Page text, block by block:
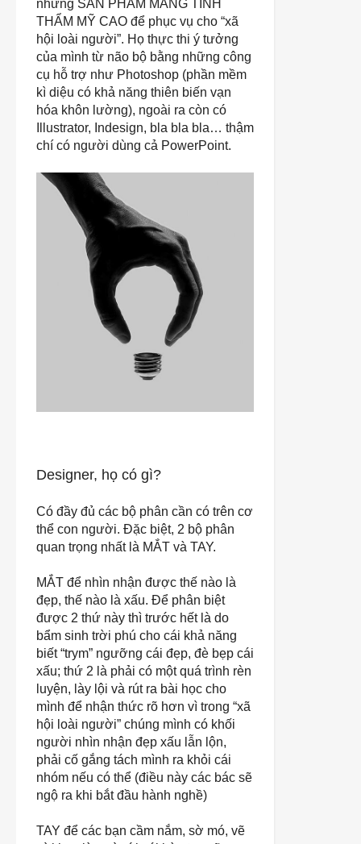
những SẢN PHẨM MANG TÍNH
THẨM MỸ CAO để phục vụ cho “xã
hội loài người”. Họ thực thi ý tưởng
của mình từ não bộ bằng những công
cụ hỗ trợ như Photoshop (phần mềm
kì diệu có khả năng thiên biến vạn
hóa khôn lường), ngoài ra còn có
Illustrator, Indesign, bla bla bla… thậm
chí có người dùng cả PowerPoint.
Designer, họ có gì?
Có đầy đủ các bộ phân cần có trên cơ
thể con người. Đặc biệt, 2 bộ phân
quan trọng nhất là MẮT và TAY.
MẮT để nhìn nhận được thế nào là
đẹp, thế nào là xấu. Để phân biệt
được 2 thứ này thì trước hết là do
bẩm sinh trời phú cho cái khả năng
biết “trym” ngưỡng cái đẹp, đè bẹp cái
xấu; thứ 2 là phải có một quá trình rèn
luyện, lày lội và rút ra bài học cho
mình để nhận thức rõ hơn vì trong “xã
hội loài người” chúng mình có khối
người nhìn nhận đẹp xấu lẫn lộn,
phải cố gắng tách mình ra khỏi cái
nhóm nếu có thể (điều này các bác sẽ
ngộ ra khi bắt đầu hành nghề)
TAY để các bạn cầm nắm, sờ mó, vẽ